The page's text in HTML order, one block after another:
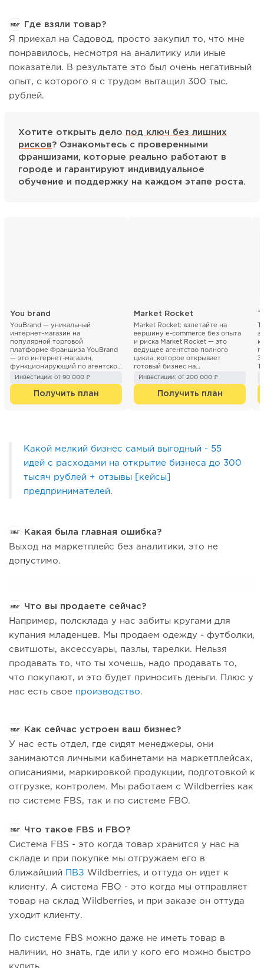
Где взяли товар?
Я приехал на Садовод, просто закупил то, что мне
понравилось, несмотря на аналитику или иные
показатели. В результате это был очень негативный
опыт, с которого я с трудом вытащил 300 тыс.
рублей.
Хотите открыть дело под ключ без лишних
рисков? Ознакомьтесь с проверенными
франшизами, которые реально работают в
городе и гарантируют индивидуальное
обучение и поддержку на каждом этапе роста.
You brand
YouBrand — уникальный
интернет-магазин на
популярной торговой
платформе Франшиза YouBrand
— это интернет-магазин,
функционирующий по агентской
модели (без необходимости
закупки тов...
Инвестиции: от 90 000 ₽
Получить план
Market Rocket
Market Rocket: взлетайте на
вершину e-commerce без опыта
и риска Market Rocket — это
ведущее агентство полного
цикла, которое открывает
готовый бизнес на
маркетплейсах по франшизе. Мы
превращ...
Инвестиции: от 200 000 ₽
Получить план
Какой мелкий бизнес самый выгодный - 55
идей с расходами на открытие бизнеса до 300
тысяч рублей + отзывы [кейсы]
предпринимателей.
Какая была главная ошибка?
Выход на маркетплейс без аналитики, это не
допустимо.
Что вы продаете сейчас?
Например, полсклада у нас забиты кругами для
купания младенцев. Мы продаем одежду - футболки,
свитшоты, аксессуары, пазлы, тарелки. Нельзя
продавать то, что ты хочешь, надо продавать то,
что покупают, и это будет приносить деньги. Плюс у
нас есть свое производство.
Как сейчас устроен ваш бизнес?
У нас есть отдел, где сидят менеджеры, они
занимаются личными кабинетами на маркетплейсах,
описаниями, маркировкой продукции, подготовкой к
отгрузке, контролем. Мы работаем с Wildberries как
по системе FBS, так и по системе FBO.
Что такое FBS и FBO?
Система FBS - это когда товар хранится у нас на
складе и при покупке мы отгружаем его в
ближайший
ПВЗ Wildberries, и оттуда он идет к
клиенту. А система FBO - это когда мы отправляет
товар на склад Wildberries, и при заказе он оттуда
уходит клиенту.
По системе FBS можно даже не иметь товар в
наличии, но знать, где или у кого его можно быстро
купить.